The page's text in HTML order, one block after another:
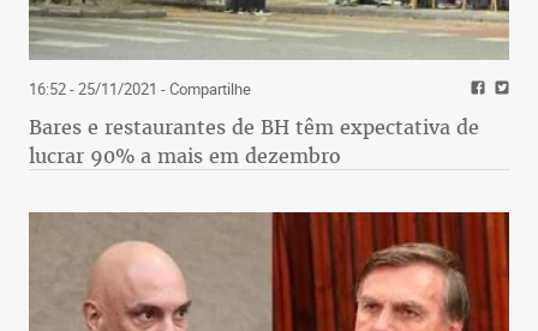
16:52 - 25/11/2021 - Compartilhe
Bares e restaurantes de BH têm expectativa de
lucrar 90% a mais em dezembro